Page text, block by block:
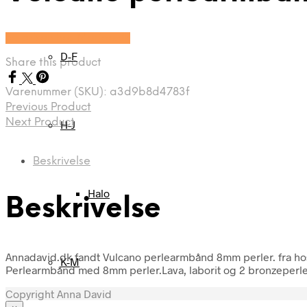
D-F
H-J
Halo
K-M
Share this product
Varenummer (SKU): a3d9b8d4783f
Previous Product
Next Product
Beskrivelse
Beskrivelse
Annadavid.dk fandt Vulcano perlearmbånd 8mm perler. fra
Perlearmbånd med 8mm perler.Lava, laborit og 2
Copyright Anna David